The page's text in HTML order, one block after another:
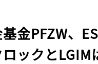
金PFZW、
ックとLGIM